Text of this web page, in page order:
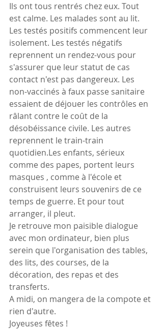
Ils ont tous rentrés chez eux. Tout
est calme. Les malades sont au lit.
Les testés positifs commencent leur
isolement. Les testés négatifs
reprennent un rendez-vous pour
s'assurer que leur statut de cas
contact n'est pas dangereux. Les
non-vaccinés à faux passe sanitaire
essaient de déjouer les contrôles en
râlant contre le coût de la
désobéissance civile. Les autres
reprennent le train-train
quotidien.Les enfants, sérieux
comme des papes, portent leurs
masques , comme à l'école et
construisent leurs souvenirs de ce
temps de guerre. Et pour tout
arranger, il pleut.
Je retrouve mon paisible dialogue
avec mon ordinateur, bien plus
serein que l'organisation des tables,
des lits, des courses, de la
décoration, des repas et des
transferts.
A midi, on mangera de la compote et
rien d'autre.
Joyeuses fêtes !